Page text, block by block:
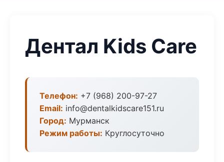
Дентал Kids Care
Телефон: +7 (968) 200-97-27
Email: info@dentalkidscare151.ru
Город: Мурманск
Режим работы: Круглосуточно